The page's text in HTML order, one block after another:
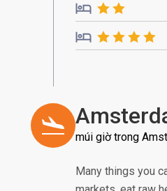
múi giờ trong
Many things you